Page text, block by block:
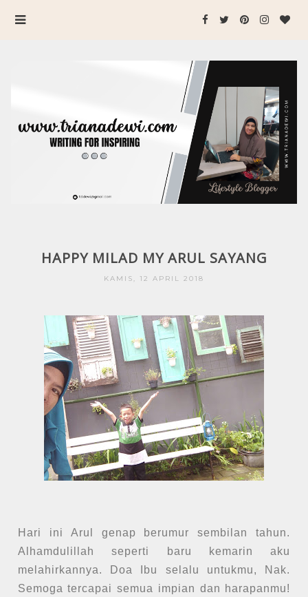
HAPPY MILAD MY ARUL SAYANG
KAMIS, 12 APRIL 2018
Hari ini Arul genap berumur sembilan tahun.
Alhamdulillah seperti baru kemarin aku
melahirkannya. Doa Ibu selalu untukmu, Nak.
Semoga tercapai semua impian dan harapanmu!